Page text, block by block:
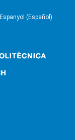
Espanyol (Español)